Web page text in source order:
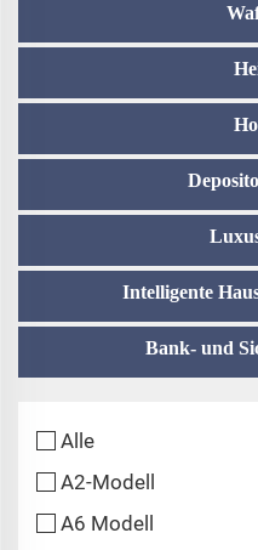
Intelligente
Bank- und
Alle
A2-Modell
A6 Modell